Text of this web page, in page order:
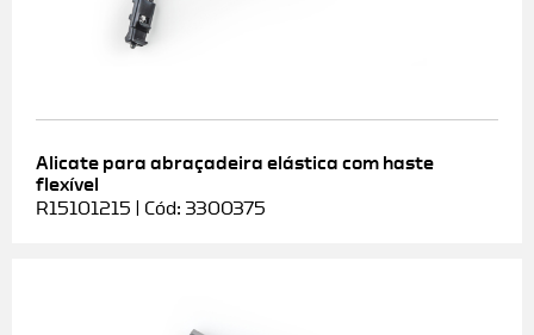
Alicate para abraçadeira elástica com haste
flexível
R15101215 | Cód: 3300375